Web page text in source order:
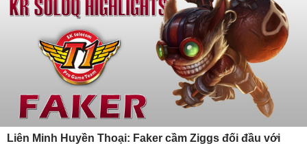
Liên Minh Huyền Thoại: Faker cầm Ziggs đối đầu với